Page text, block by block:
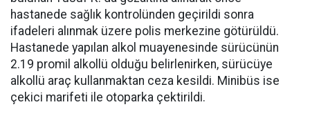
hastanede sağlık kontrolünden geçirildi sonra
ifadeleri alınmak üzere polis merkezine götürüldü.
Hastanede yapılan alkol muayenesinde sürücünün
2.19 promil alkollü olduğu belirlenirken, sürücüye
alkollü araç kullanmaktan ceza kesildi. Minibüs ise
çekici marifeti ile otoparka çektirildi.